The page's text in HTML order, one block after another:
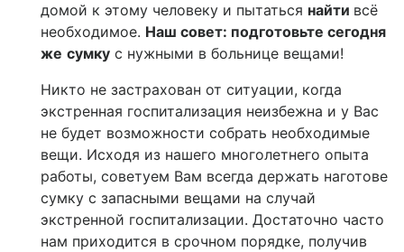
домой к этому человеку и пытаться найти всё
необходимое. Наш совет: подготовьте сегодня
же сумку с нужными в больнице вещами!
Никто не застрахован от ситуации, когда
экстренная госпитализация неизбежна и у Вас
не будет возможности собрать необходимые
вещи. Исходя из нашего многолетнего опыта
работы, советуем Вам всегда держать наготове
сумку с запасными вещами на случай
экстренной госпитализации. Достаточно часто
нам приходится в срочном порядке, получив